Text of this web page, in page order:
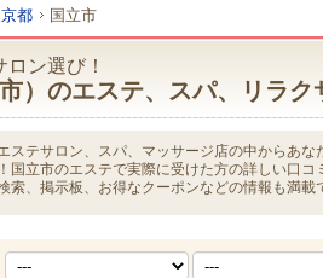
都 国立市
ン選び！
）のエステ、スパ、リラク
ステサロン、スパ、マッサージ店の中からあ
国立市のエステで実際に受けた方の詳しい口
索、掲示板、お得なクーポンなどの情報も満載